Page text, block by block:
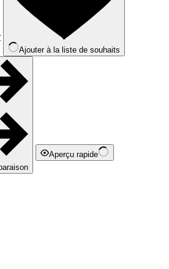
Ajouter à la liste de souhaits
Aperçu rapide